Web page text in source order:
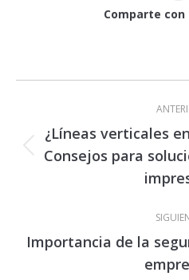
Comparte
Navegación
publicaciones
¿Líneas verticales
Consejos para
Importancia de la